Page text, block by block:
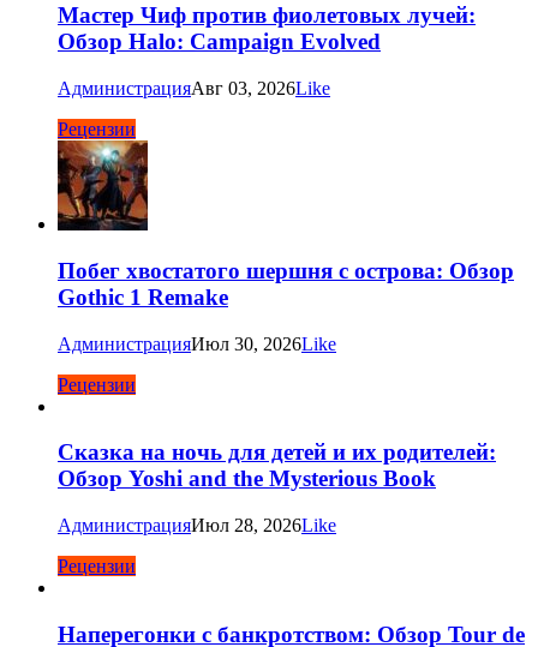
Мастер Чиф против фиолетовых лучей:
Обзор Halo: Campaign Evolved
АдминистрацияАвг 03, 2026Like
Рецензии
Побег хвостатого шершня с острова: Обзор
Gothic 1 Remake
АдминистрацияИюл 30, 2026Like
Рецензии
Сказка на ночь для детей и их родителей:
Обзор Yoshi and the Mysterious Book
АдминистрацияИюл 28, 2026Like
Рецензии
Наперегонки с банкротством: Обзор Tour de